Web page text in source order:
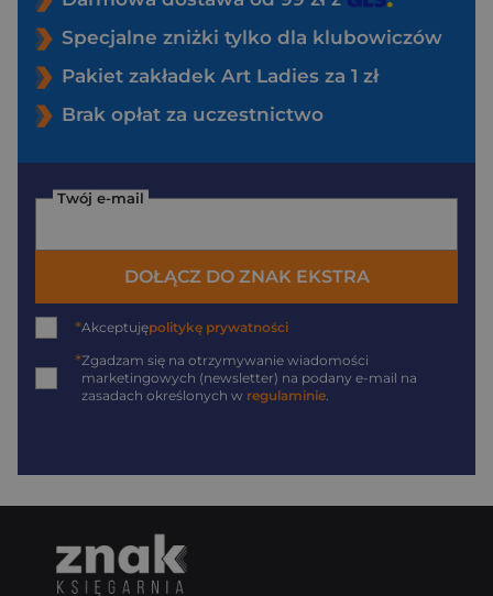
Specjalne zniżki tylko dla klubowiczów
Pakiet zakładek Art Ladies za 1 zł
Brak opłat za uczestnictwo
Twój e-mail
DOŁĄCZ DO ZNAK EKSTRA
*Akceptujępolitykę prywatności
*Zgadzam się na otrzymywanie wiadomości
marketingowych (newsletter) na podany e-mail na
zasadach określonych w regulaminie